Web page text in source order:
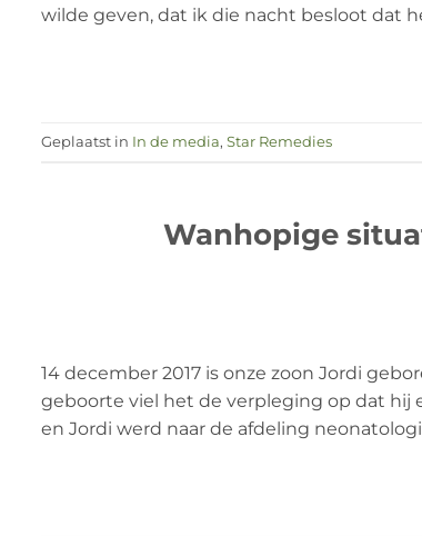
wilde geven, dat ik die nacht besloot dat
Geplaatst in In de media, Star Remedies
Wanhopige
14 december 2017 is onze zoon Jordi
geboorte viel het de verpleging op dat hij
en Jordi werd naar de afdeling